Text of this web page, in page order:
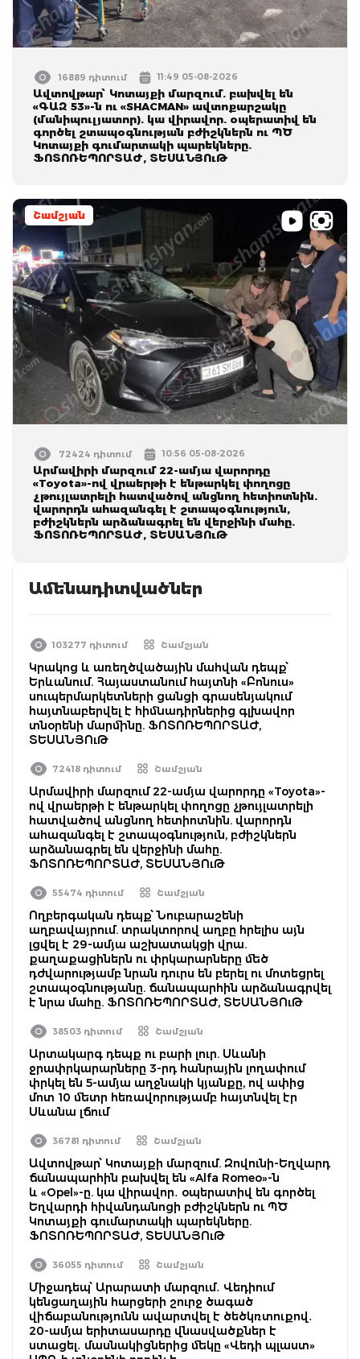
16889 դիտում 11:49 05-08-2026
Ավտովթար՝ Կոտայքի մարզում. բախվել են
«ԳԱԶ 53»-ն ու «SHACMAN» ավտոքարշակը
(մանիպուլյատոր). կա վիրավոր. օպերատիվ են
գործել շտապօգնության բժիշկներն ու ՊԾ
Կոտայքի գումարտակի պարեկները.
ՖՈՏՈՌԵՊՈՐՏԱԺ, ՏԵՍԱՆՅՈւԹ
Շամշյան
72424 դիտում 10:56 05-08-2026
Արմավիրի մարզում 22-ամյա վարորդը
«Toyota»-ով վրաերթի է ենթարկել փողոցը
չթույլատրելի հատվածով անցնող հետիոտնին.
վարորդն ահազանգել է շտապօգնություն,
բժիշկներն արձանագրել են վերջինի մահը.
ՖՈՏՈՌԵՊՈՐՏԱԺ, ՏԵՍԱՆՅՈւԹ
Ամենադիտվածներ
103277 դիտում Շամշյան
Կրակոց և առեղծվածային մահվան դեպք՝
Երևանում. Հայաստանում հայտնի «Բոնուս»
սուպերմարկետների ցանցի գրասենյակում
հայտնաբերվել է հիմնադիրներից գլխավոր
տնօրենի մարմինը. ՖՈՏՈՌԵՊՈՐՏԱԺ,
ՏԵՍԱՆՅՈւԹ
72418 դիտում Շամշյան
Արմավիրի մարզում 22-ամյա վարորդը «Toyota»-
ով վրաերթի է ենթարկել փողոցը չթույլատրելի
հատվածով անցնող հետիոտնին. վարորդն
ահազանգել է շտապօգնություն, բժիշկներն
արձանագրել են վերջինի մահը.
ՖՈՏՈՌԵՊՈՐՏԱԺ, ՏԵՍԱՆՅՈւԹ
55474 դիտում Շամշյան
Ողբերգական դեպք՝ Նուբարաշենի
աղբավայրում. տրակտորով աղբը հրելիս այն
լցվել է 29-ամյա աշխատակցի վրա.
քաղաքացիներն ու փրկարարները մեծ
դժվարությամբ նրան դուրս են բերել ու մոտեցրել
շտապօգնությանը. ճանապարհին արձանագրվել
է նրա մահը. ՖՈՏՈՌԵՊՈՐՏԱԺ, ՏԵՍԱՆՅՈւԹ
38503 դիտում Շամշյան
Արտակարգ դեպք ու բարի լուր. Սևանի
ջրափրկարարները 3-րդ հանրային լողափում
փրկել են 5-ամյա աղջնակի կյանքը, ով ափից
մոտ 10 մետր հեռավորությամբ հայտնվել էր
Սևանա լճում
36781 դիտում Շամշյան
Ավտովթար՝ Կոտայքի մարզում. Զովունի-Եղվարդ
ճանապարհին բախվել են «Alfa Romeo»-ն
և «Opel»-ը. կա վիրավոր․ օպերատիվ են գործել
Եղվարդի հիվանդանոցի բժիշկներն ու ՊԾ
Կոտայքի գումարտակի պարեկները.
ՖՈՏՈՌԵՊՈՐՏԱԺ, ՏԵՍԱՆՅՈւԹ
36055 դիտում Շամշյան
Միջադեպ՝ Արարատի մարզում․ Վեդիում
կենցաղային հարցերի շուրջ ծագած
վիճաբանությունն ավարտվել է ծեծկռտուքով․
20-ամյա երիտասարդը վնասվածքներ է
ստացել․ մասնակիցներից մեկը «Վեդի պլաստ»